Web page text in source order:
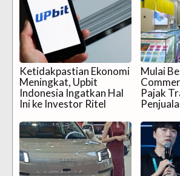
Ketidakpastian Ekonomi
Meningkat, Upbit
Indonesia Ingatkan Hal
Ini ke Investor Ritel
Mulai
Pajak